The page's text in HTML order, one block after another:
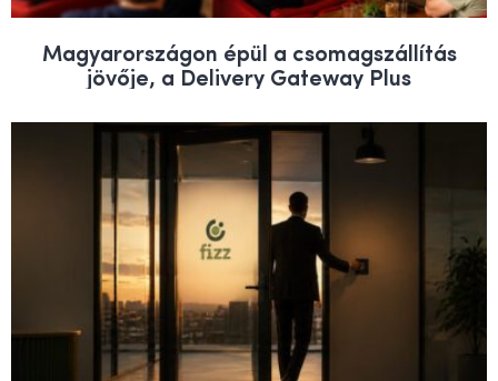
Magyarországon épül a csomagszállítás
jövője, a Delivery Gateway Plus